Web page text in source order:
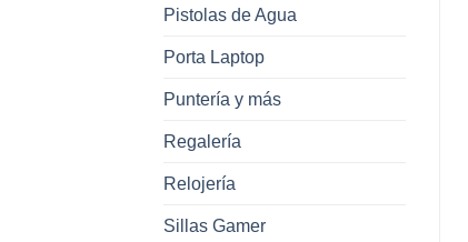
Pistolas de Agua
Porta Laptop
Puntería y más
Regalería
Relojería
Sillas Gamer
Destornilladores Flexibles
(Flexible Bit Set) en Blister
Mecha Copa para Vidrio
15Mm